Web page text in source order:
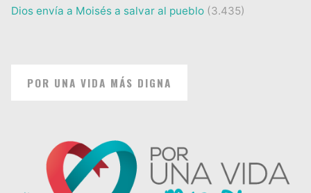
Dios envía a Moisés a salvar al pueblo (3.435)
POR UNA VIDA MÁS DIGNA